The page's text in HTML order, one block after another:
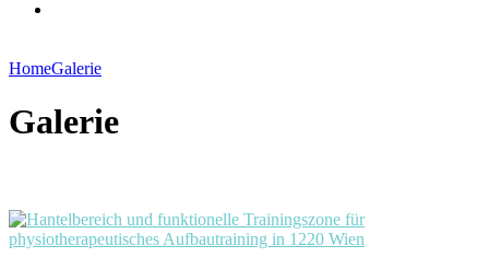
HomeGalerie
Galerie